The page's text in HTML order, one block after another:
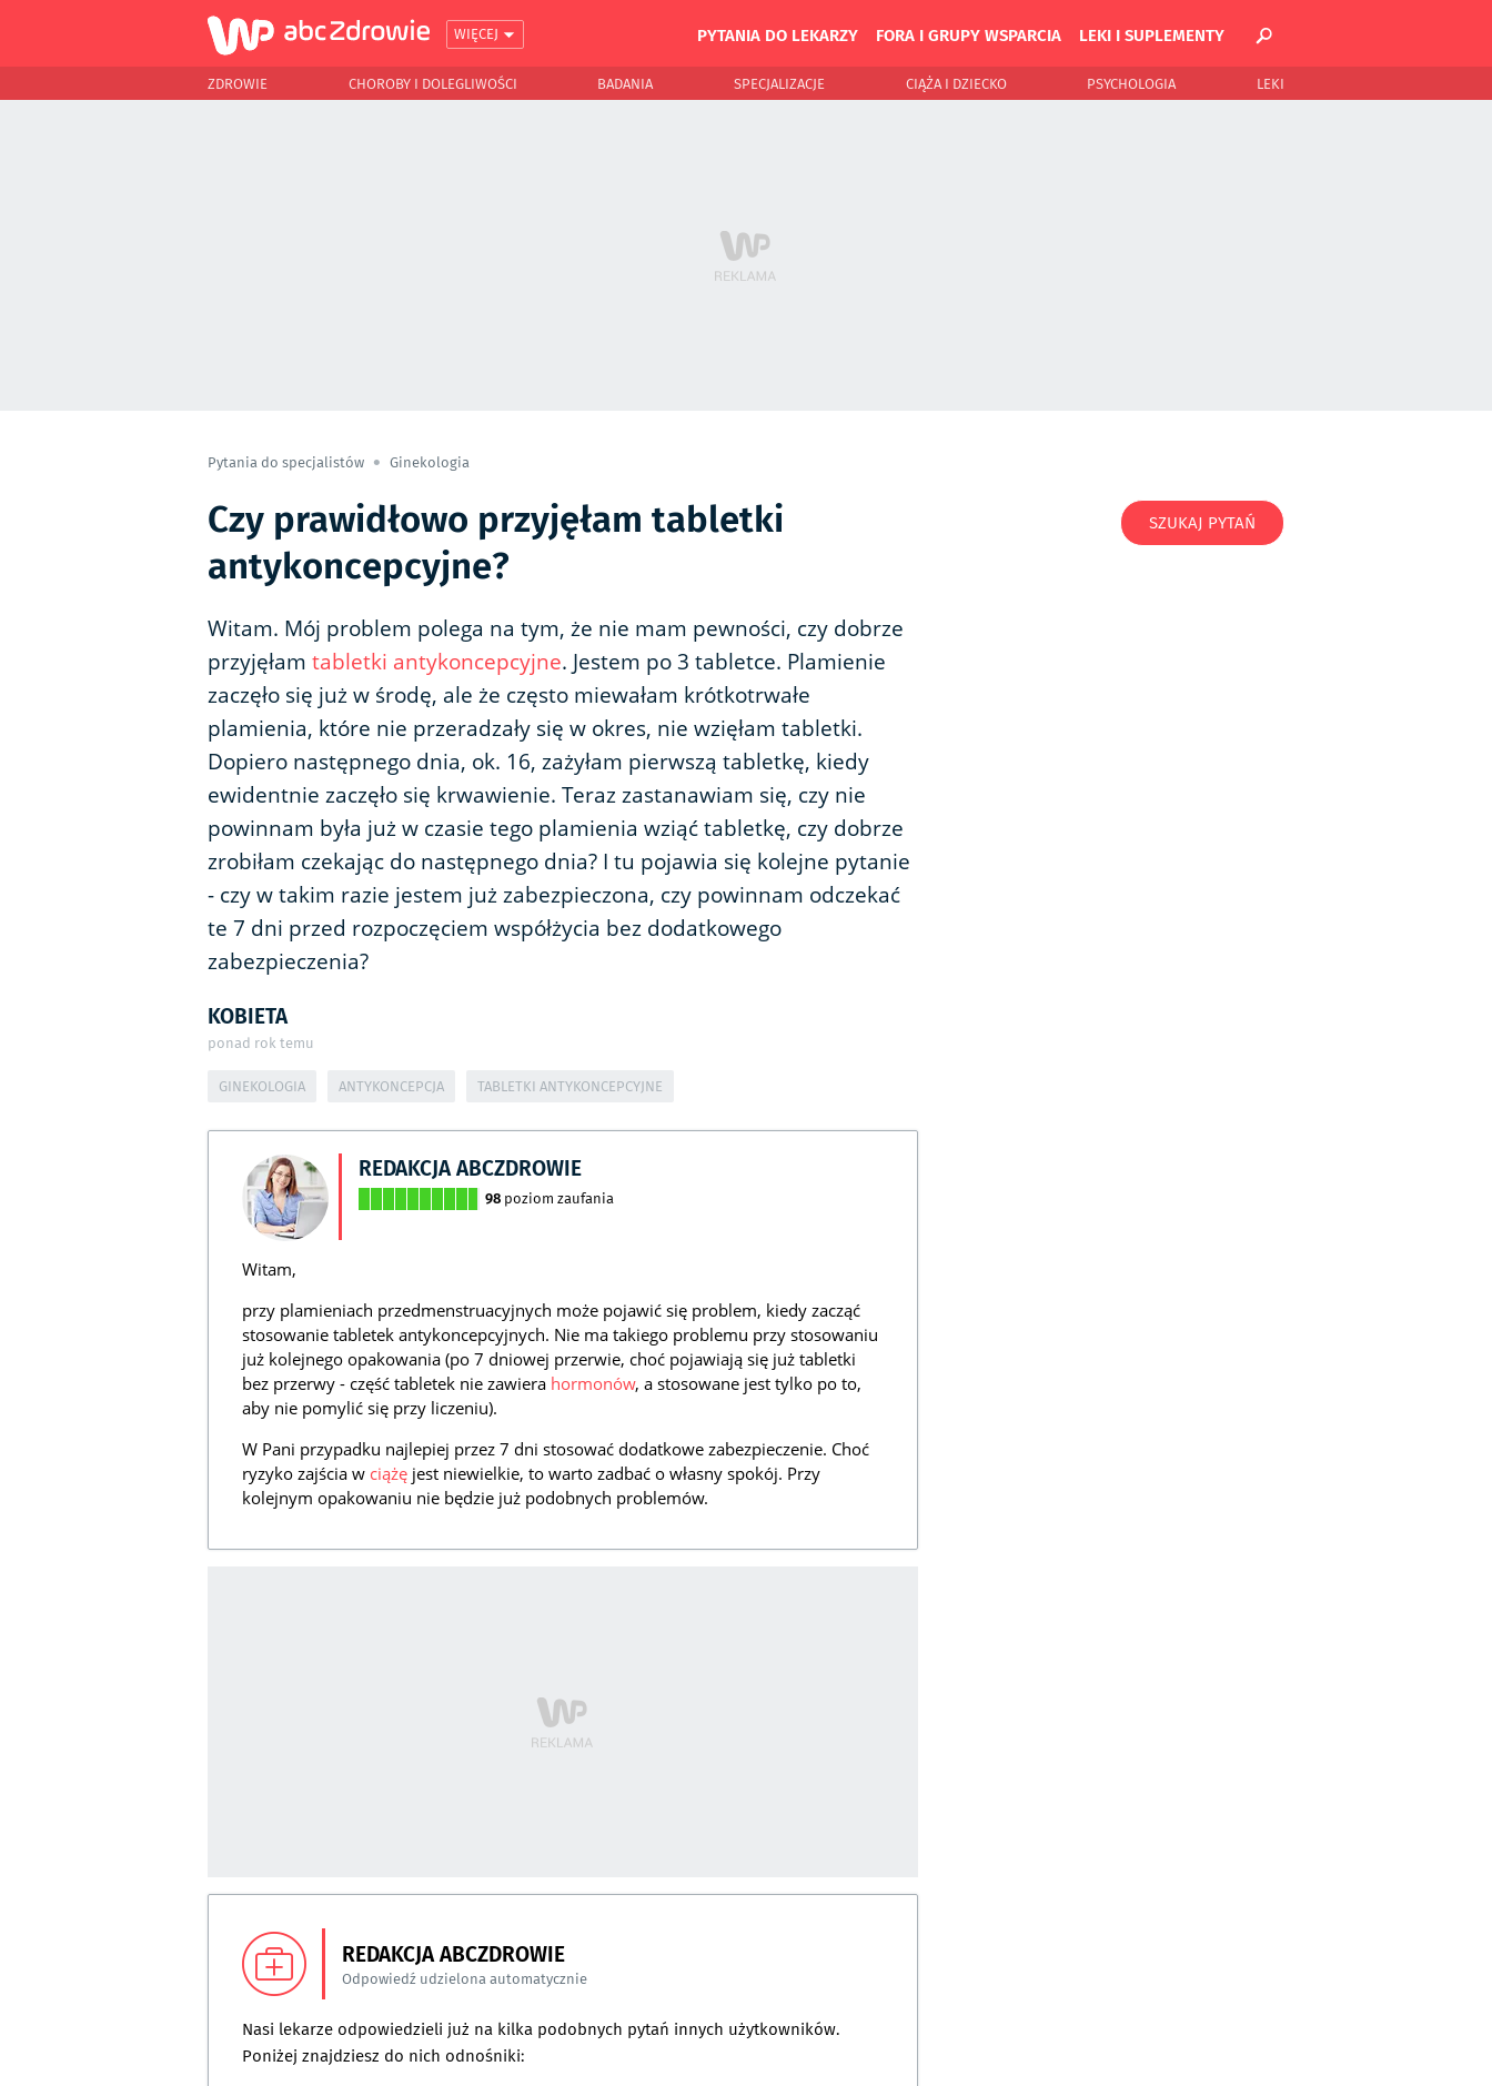
WIĘCEJ PYTANIA DO LEKARZY FORA I GRUPY WSPARCIA LEKI I SUPLEMENTY
ZDROWIE CHOROBY I DOLEGLIWOŚCI BADANIA SPECJALIZACJE CIĄŻA I DZIECKO PSYCHOLOGIA LEKI
Pytania do specjalistów Ginekologia
Czy prawidłowo przyjęłam tabletki
antykoncepcyjne?
Witam. Mój problem polega na tym, że nie mam pewności, czy dobrze
przyjęłam tabletki antykoncepcyjne. Jestem po 3 tabletce. Plamienie
zaczęło się już w środę, ale że często miewałam krótkotrwałe
plamienia, które nie przeradzały się w okres, nie wzięłam tabletki.
Dopiero następnego dnia, ok. 16, zażyłam pierwszą tabletkę, kiedy
ewidentnie zaczęło się krwawienie. Teraz zastanawiam się, czy nie
powinnam była już w czasie tego plamienia wziąć tabletkę, czy dobrze
zrobiłam czekając do następnego dnia? I tu pojawia się kolejne pytanie
- czy w takim razie jestem już zabezpieczona, czy powinnam odczekać
te 7 dni przed rozpoczęciem współżycia bez dodatkowego
zabezpieczenia?
KOBIETA
ponad rok temu
GINEKOLOGIA ANTYKONCEPCJA TABLETKI ANTYKONCEPCYJNE
REDAKCJA ABCZDROWIE
98 poziom zaufania
Witam,
przy plamieniach przedmenstruacyjnych może pojawić się problem, kiedy zacząć
stosowanie tabletek antykoncepcyjnych. Nie ma takiego problemu przy stosowaniu
już kolejnego opakowania (po 7 dniowej przerwie, choć pojawiają się już tabletki
bez przerwy - część tabletek nie zawiera hormonów, a stosowane jest tylko po to,
aby nie pomylić się przy liczeniu).
W Pani przypadku najlepiej przez 7 dni stosować dodatkowe zabezpieczenie. Choć
ryzyko zajścia w ciążę jest niewielkie, to warto zadbać o własny spokój. Przy
kolejnym opakowaniu nie będzie już podobnych problemów.
REDAKCJA ABCZDROWIE
Odpowiedź udzielona automatycznie
Nasi lekarze odpowiedzieli już na kilka podobnych pytań innych użytkowników.
Poniżej znajdziesz do nich odnośniki:
SZUKAJ PYTAŃ